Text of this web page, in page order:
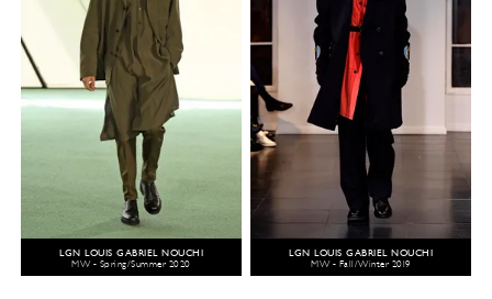
LGN LOUIS GABRIEL NOUCHI
MW - Spring/Summer 2020
LGN LOUIS GABRIEL NOUCHI
MW - Fall/Winter 2019